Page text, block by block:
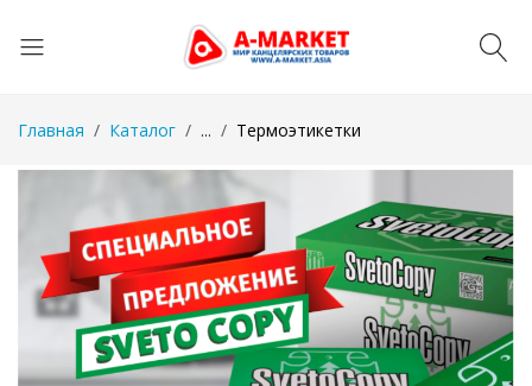
Главная Каталог ... Термоэтикетки